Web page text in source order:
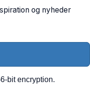
og nyheder
bit encryption.